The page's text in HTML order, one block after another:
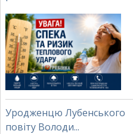
Уродженцю Лубенського
повіту Володи...